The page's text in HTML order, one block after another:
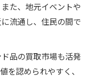
た、地元イベントや
流通し、住民の間で
品の買取市場も活発
を認められやすく、